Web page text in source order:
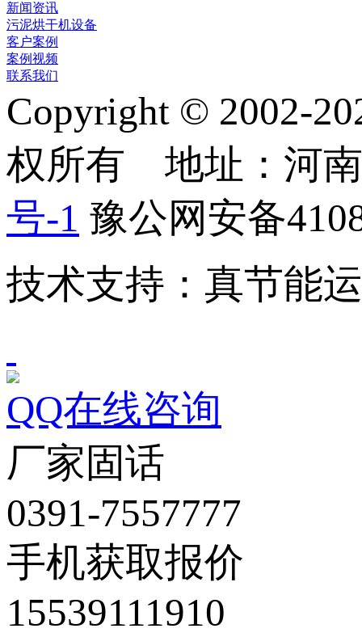
新闻资讯
污泥烘干机设备
客户案例
案例视频
联系我们
Copyright © 2002-
权所有 地址：河
号-1 豫公网安备
技术支持：真节能
QQ在线咨询
厂家固话
0391-7557777
手机获取报价
15539111910